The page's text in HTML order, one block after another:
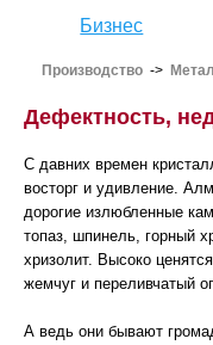
Бизнес
Производство ->
Дефектность,
С давних времен
восторг и удивление.
дорогие излюбленные
топаз, шпинель, горный
хризолит. Высоко
жемчуг и переливчатый
А ведь они бывают